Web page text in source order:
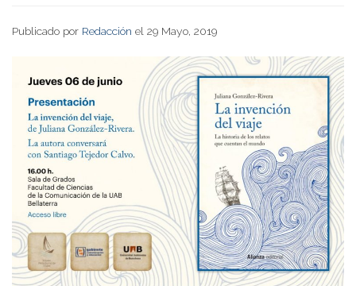
Publicado por Redacción el 29 Mayo, 2019